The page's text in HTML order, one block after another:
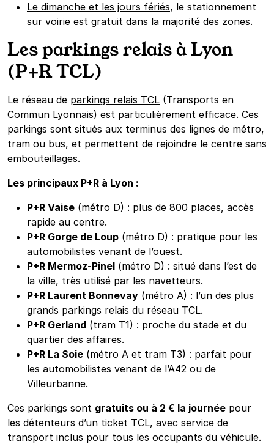
Le dimanche et les jours fériés, le stationnement
sur voirie est gratuit dans la majorité des zones.
Les parkings relais à Lyon
(P+R TCL)
Le réseau de parkings relais TCL (Transports en
Commun Lyonnais) est particulièrement efficace. Ces
parkings sont situés aux terminus des lignes de métro,
tram ou bus, et permettent de rejoindre le centre sans
embouteillages.
Les principaux P+R à Lyon :
P+R Vaise (métro D) : plus de 800 places, accès
rapide au centre.
P+R Gorge de Loup (métro D) : pratique pour les
automobilistes venant de l’ouest.
P+R Mermoz-Pinel (métro D) : situé dans l’est de
la ville, très utilisé par les navetteurs.
P+R Laurent Bonnevay (métro A) : l’un des plus
grands parkings relais du réseau TCL.
P+R Gerland (tram T1) : proche du stade et du
quartier des affaires.
P+R La Soie (métro A et tram T3) : parfait pour
les automobilistes venant de l’A42 ou de
Villeurbanne.
Ces parkings sont gratuits ou à 2 € la journée pour
les détenteurs d’un ticket TCL, avec service de
transport inclus pour tous les occupants du véhicule.